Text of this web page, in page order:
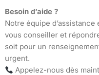
Besoin d’aide ?
Notre équipe
vous conseiller et
soit pour un
urgent.
Appelez-nous dès